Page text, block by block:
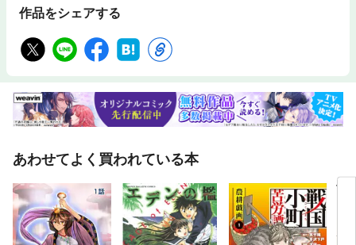
作品をシェアする
あわせてよく買われている本